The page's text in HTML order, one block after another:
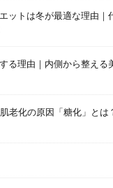
ットは冬が最適な理由｜
る理由｜内側から整える
老化の原因「糖化」とは